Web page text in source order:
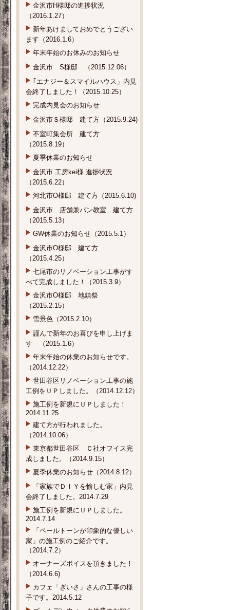
金沢市H様邸の進捗状況
（2016.1.27）
新年あけましておめでとうござい
ます（2016.1.6）
年末年始のお休みのお知らせ
金沢市 S様邸 （2015.12.06）
｢エナジー＆スマイルハウス」内見
会終了しました！（2015.10.25）
完成内見会のお知らせ
金沢市Ｓ様邸 建て方（2015.9.24)
不室町集会所 建て方
（2015.8.19）
夏季休業のお知らせ
金沢市 工房kei様 進捗状況
（2015.6.22）
河北市O様邸 建て方（2015.6.10)
金沢市 店舗兼パン教室 建て方
（2015.5.13）
GW休業のお知らせ（2015.5.1）
金沢市O様邸 建て方
（2015.4.25）
七尾市のリノベーション工事がす
べて完成しました！（2015.3.9）
金沢市O様邸 地鎮祭
（2015.2.15）
雪景色（2015.2.10）
謹んで新年のお喜びを申し上げま
す （2015.1.6）
年末年始の休業のお知らせです。
（2014.12.22）
世田谷区リノベーション工事の施
工例をＵＰしました。（2014.12.12）
施工例を新規にＵＰしました！
2014.11.25
建て方が行われました。
（2014.10.06）
東京都世田谷区 Ｃ社オフイス完
成しました。（2014.9.15）
夏季休業のお知らせ（2014.8.12）
「家族でＤＩＹを愉しむ家」内見
会終了しました。2014.7.29
施工例を新規にＵＰしました。
2014.7.14
「ペールトーンが印象的な優しい
家」の施工例のご紹介です。
（2014.7.2）
オーナーズボイスを頂きました！
（2014.6.6)
カフェ「ぎいさ」さんの工事の様
子です。2014.5.12